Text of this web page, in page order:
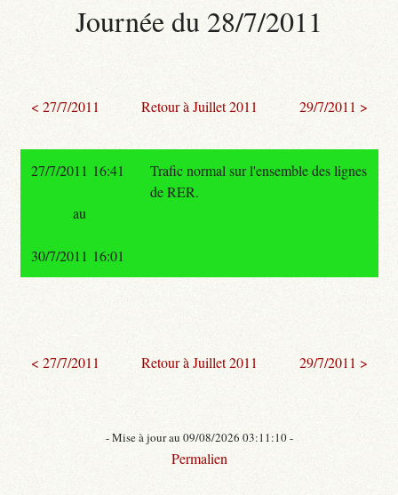
Journée du 28/7/2011
< 27/7/2011 Retour à Juillet 2011 29/7/2011 >
27/7/2011 16:41
Trafic normal sur l'ensemble des lignes
de RER.
au
30/7/2011 16:01
< 27/7/2011 Retour à Juillet 2011 29/7/2011 >
- Mise à jour au 09/08/2026 03:11:10 -
Permalien